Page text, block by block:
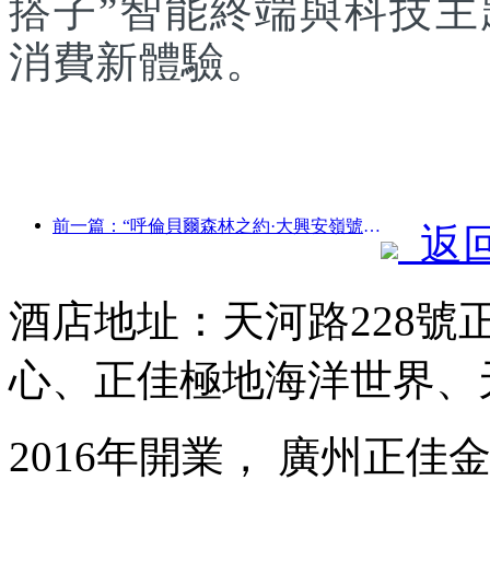
搭子”智能終端與科技
消費新體驗。
前一篇：“呼倫貝爾森林之約·大興安嶺號--星光列車·天翼之旅”旅游專列首發
返
酒店地址：天河路228號
心、正佳極地海洋世界
2016年開業， 廣州正